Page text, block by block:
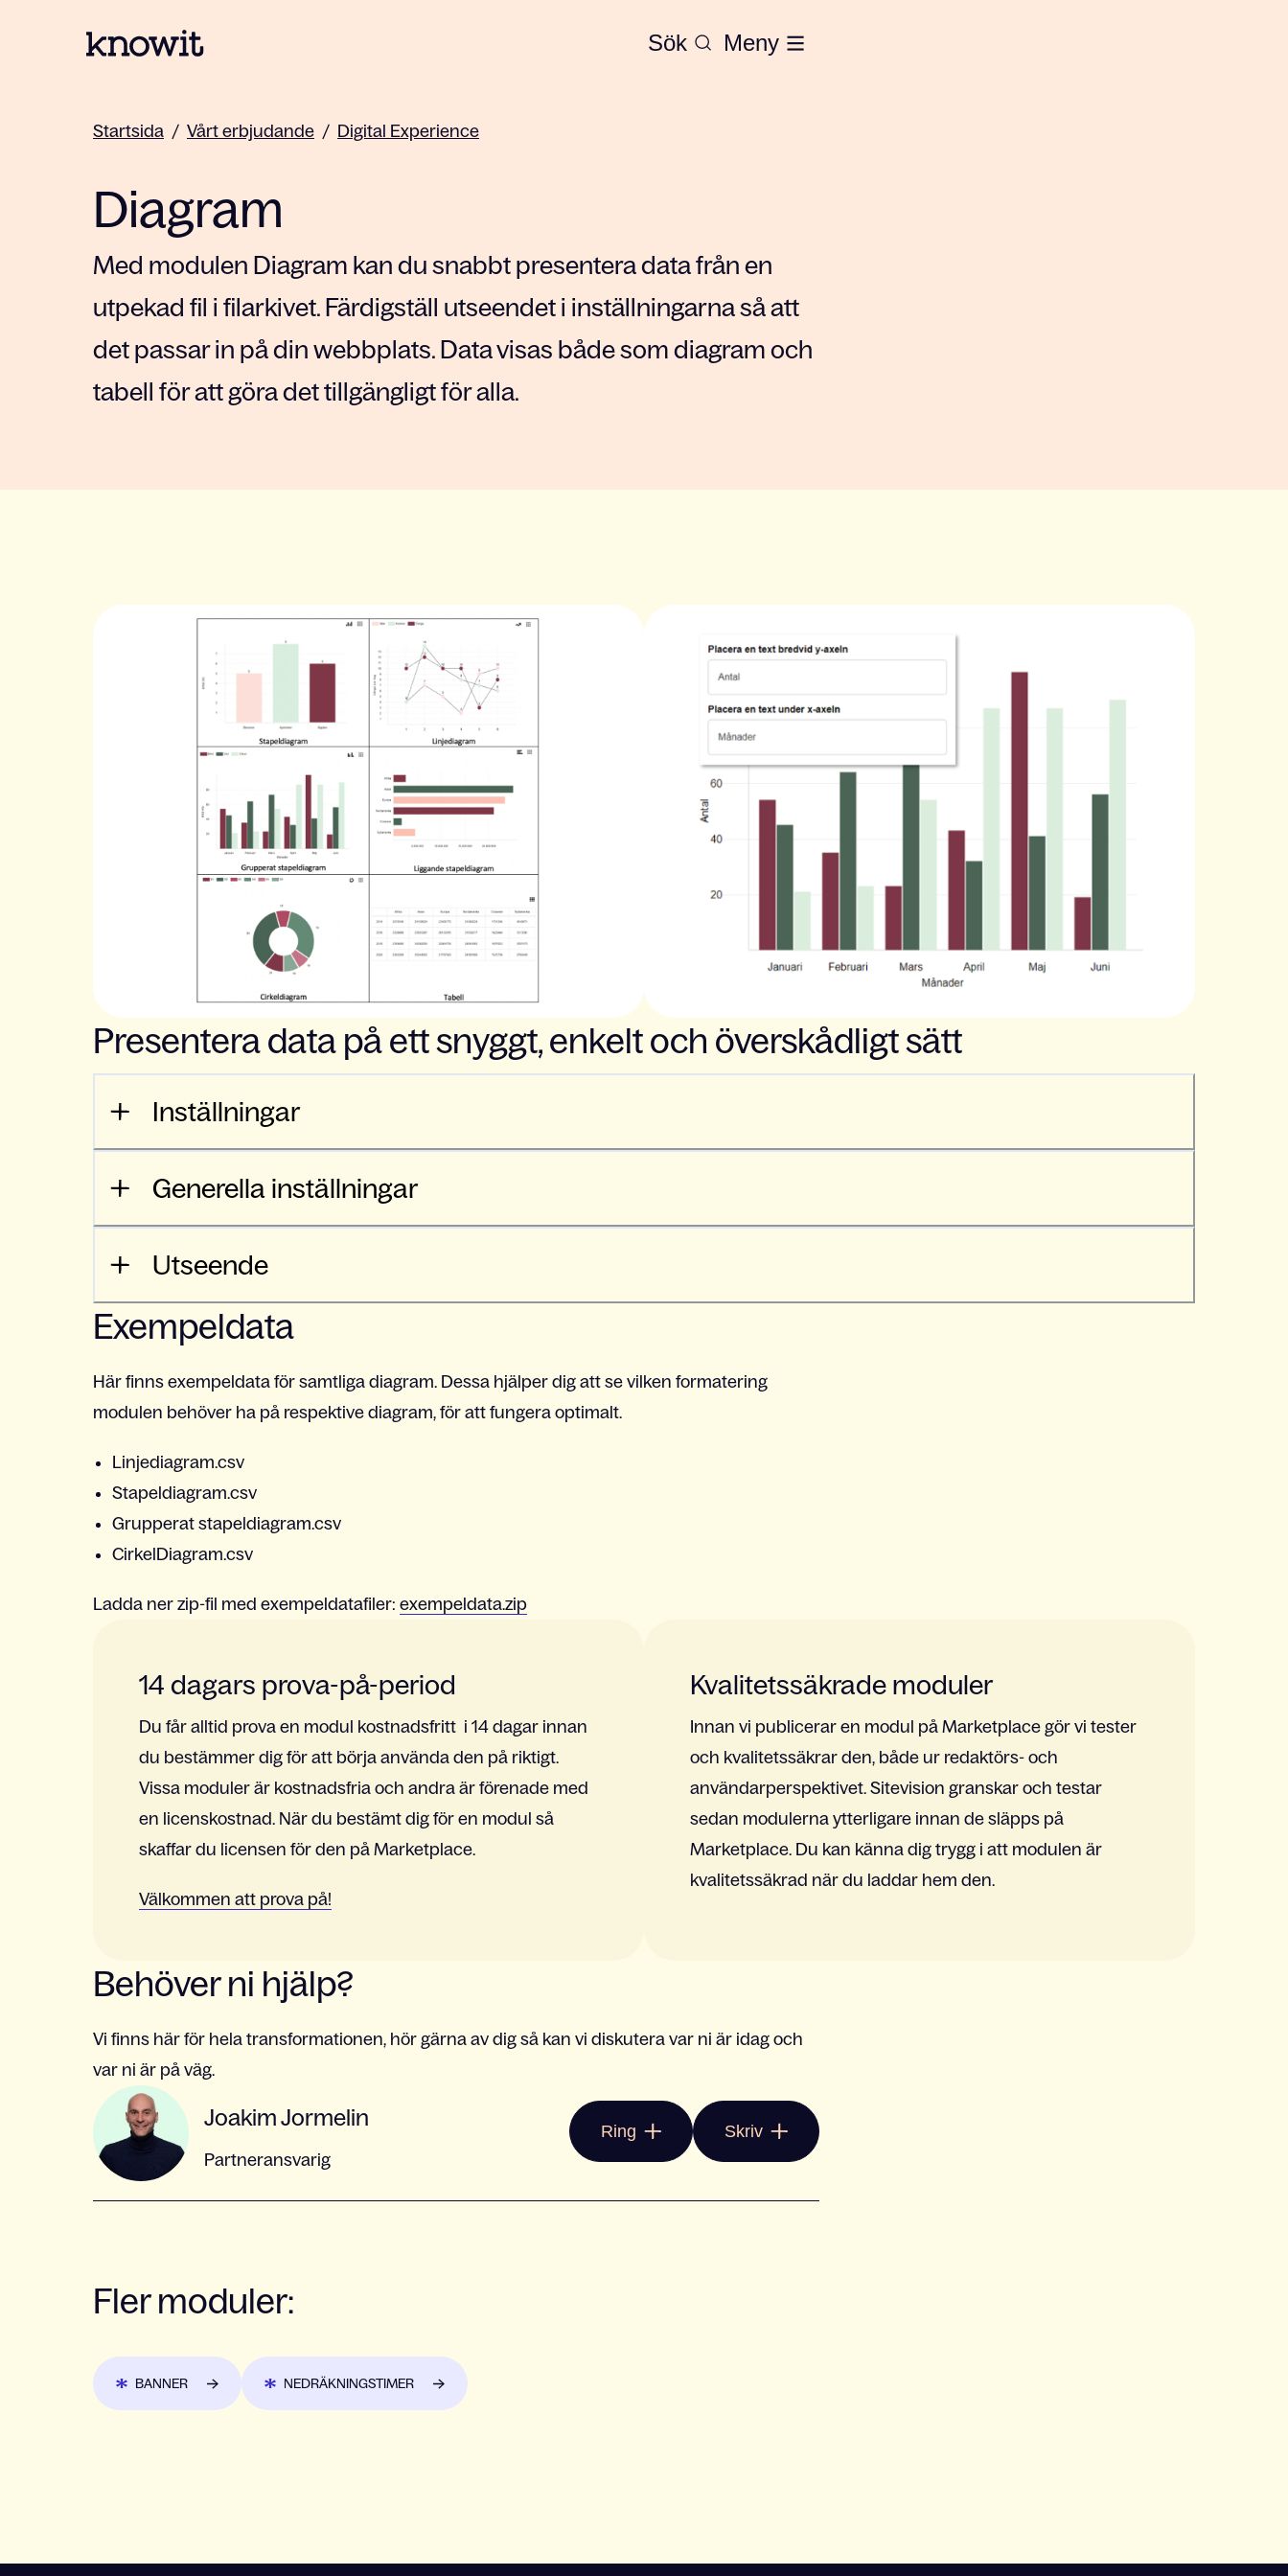
Till startsidan på Knowit Sök Meny
Startsida / Vårt erbjudande / Digital Experience
Diagram
Med modulen Diagram kan du snabbt presentera data från en
utpekad fil i filarkivet. Färdigställ utseendet i inställningarna så att
det passar in på din webbplats. Data visas både som diagram och
tabell för att göra det tillgängligt för alla.
Presentera data på ett snyggt, enkelt och överskådligt sätt
Inställningar
Generella inställningar
Utseende
Exempeldata
Här finns exempeldata för samtliga diagram. Dessa hjälper dig att se vilken formatering
modulen behöver ha på respektive diagram, för att fungera optimalt.
Linjediagram.csv
Stapeldiagram.csv
Grupperat stapeldiagram.csv
CirkelDiagram.csv
Ladda ner zip-fil med exempeldatafiler: exempeldata.zip
14 dagars prova-på-period
Du får alltid prova en modul kostnadsfritt i 14 dagar innan
du bestämmer dig för att börja använda den på riktigt.
Vissa moduler är kostnadsfria och andra är förenade med
en licenskostnad. När du bestämt dig för en modul så
skaffar du licensen för den på Marketplace.
Välkommen att prova på!
Kvalitetssäkrade moduler
Innan vi publicerar en modul på Marketplace gör vi tester
och kvalitetssäkrar den, både ur redaktörs- och
användarperspektivet. Sitevision granskar och testar
sedan modulerna ytterligare innan de släpps på
Marketplace. Du kan känna dig trygg i att modulen är
kvalitetssäkrad när du laddar hem den.
Behöver ni hjälp?
Vi finns här för hela transformationen, hör gärna av dig så kan vi diskutera var ni är idag och
var ni är på väg.
Joakim Jormelin
Partneransvarig
Ring Skriv
Fler moduler:
BANNER NEDRÄKNINGSTIMER